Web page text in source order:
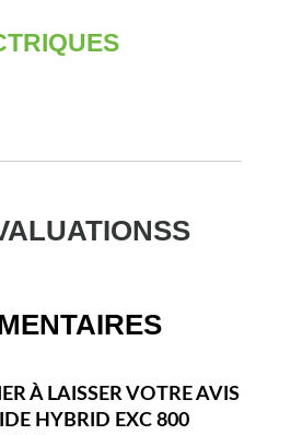
À LAISSER VOTRE AVIS
HYBRID EXC 800